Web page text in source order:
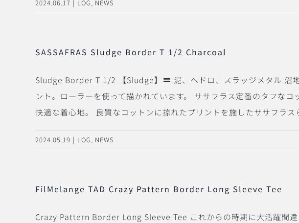
2024.06.17 | LOG, NEWS
SASSAFRAS Sludge Border T 1/2 Charcoal
Sludge Border T 1/2 【Sludge】
泥、ヘドロ、スラッジメタル 沼
ント。ローラーを使って描かれています。 ササフラス定番のタフな
快適な着心地。 良質なコットンに掠れたプリントを施したササフラ
2024.05.19 | LOG, NEWS
FilMelange TAD Crazy Pattern Border Long Sleeve Tee
Crazy Pattern Border Long Sleeve Tee これからの時期に大活躍間